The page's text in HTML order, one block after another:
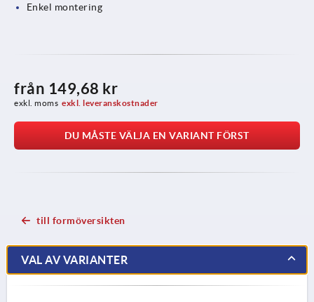
Enkel montering
från 149,68 kr
exkl. moms exkl. leveranskostnader
DU MÅSTE VÄLJA EN VARIANT FÖRST
till formöversikten
VAL AV VARIANTER